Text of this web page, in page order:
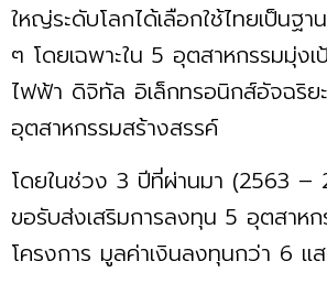
ใหญ่ระดับโลกได้เลือกใช้ไทยเป็นฐ
ๆ โดยเฉพาะใน 5 อุตสาหกรรมมุ่ง
ไฟฟ้า ดิจิทัล อิเล็กทรอนิกส์อัจฉริย
อุตสาหกรรมสร้างสรรค์
โดยในช่วง 3 ปีที่ผ่านมา (2563 –
ขอรับส่งเสริมการลงทุน 5 อุตสาห
โครงการ มูลค่าเงินลงทุนกว่า 6 แ